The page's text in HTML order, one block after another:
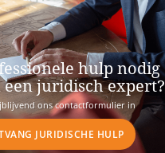
hulp nodig
een juridisch expert?
ons contactformulier in
JURIDISCHE HULP